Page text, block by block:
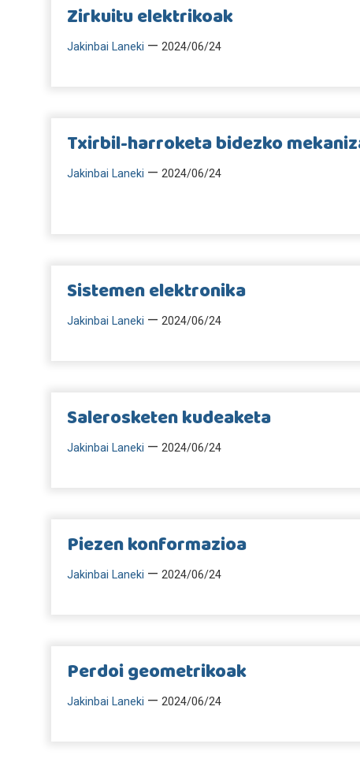
Zirkuitu elektrikoak
Jakinbai Laneki — 2024/06/24
Txirbil-harroketa bidezko
Jakinbai Laneki — 2024/06/24
Sistemen elektronika
Jakinbai Laneki — 2024/06/24
Salerosketen kudeaketa
Jakinbai Laneki — 2024/06/24
Piezen konformazioa
Jakinbai Laneki — 2024/06/24
Perdoi geometrikoak
Jakinbai Laneki — 2024/06/24